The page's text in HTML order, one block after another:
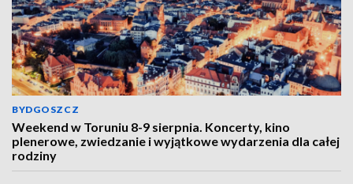
BYDGOSZCZ
Weekend w Toruniu 8-9 sierpnia. Koncerty, kino
plenerowe, zwiedzanie i wyjątkowe wydarzenia dla całej
rodziny